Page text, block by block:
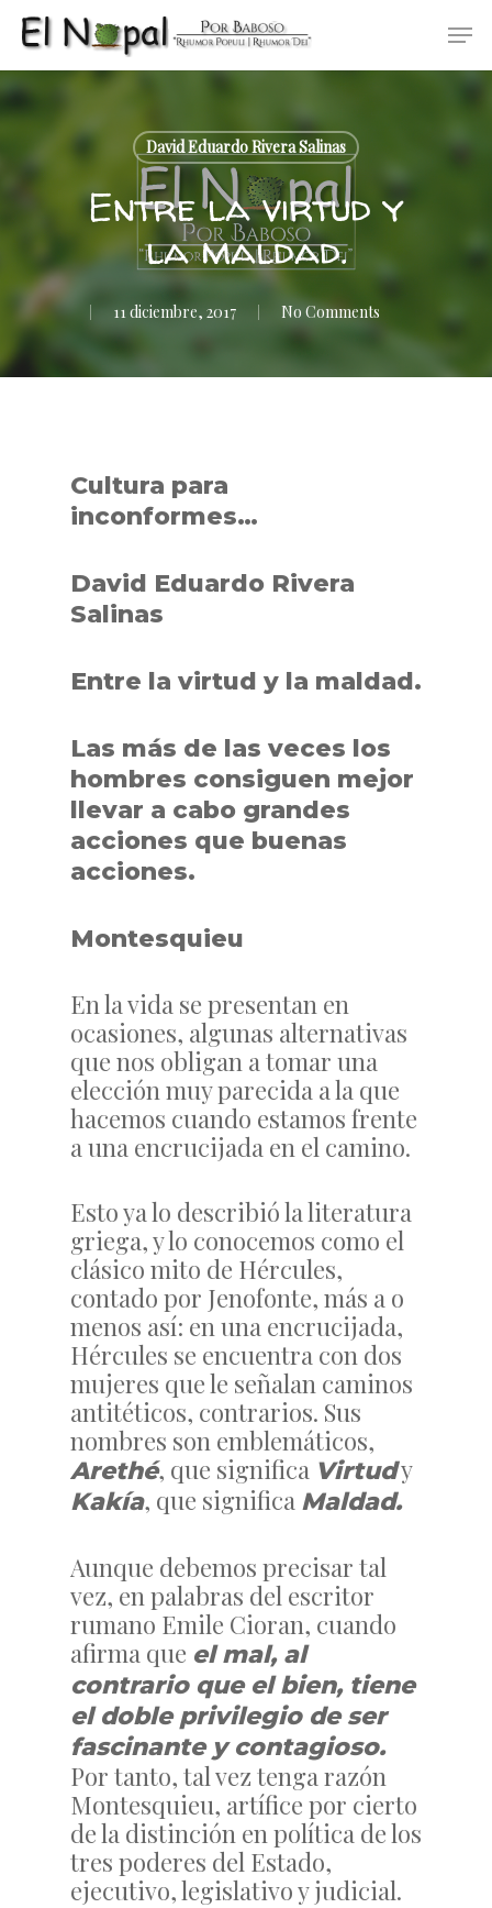
Skip
main
content
David Eduardo Rivera Salinas
Entre la virtud y
la maldad.
11 diciembre, 2017 No Comments
Cultura para
inconformes…
David Eduardo Rivera
Salinas
Entre la virtud y la maldad.
Las más de las veces los
hombres consiguen mejor
llevar a cabo grandes
acciones que buenas
acciones.
Montesquieu
En la vida se presentan en
ocasiones, algunas alternativas
que nos obligan a tomar una
elección muy parecida a la que
hacemos cuando estamos frente
a una encrucijada en el camino.
Esto ya lo describió la literatura
griega, y lo conocemos como el
clásico mito de Hércules,
contado por Jenofonte, más a o
menos así: en una encrucijada,
Hércules se encuentra con dos
mujeres que le señalan caminos
antitéticos, contrarios. Sus
nombres son emblemáticos,
Arethé, que significa Virtudy
Kakía, que significa Maldad.
Aunque debemos precisar tal
vez, en palabras del escritor
rumano Emile Cioran, cuando
afirma que el mal, al
contrario que el bien, tiene
el doble privilegio de ser
fascinante y contagioso.
Por tanto, tal vez tenga razón
Montesquieu, artífice por cierto
de la distinción en política de los
tres poderes del Estado,
ejecutivo, legislativo y judicial.